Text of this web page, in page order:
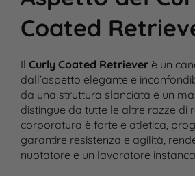
Coated
Il Curly Coated Retrieverè un
dall’aspetto elegante e
da una struttura slanciata e un
distingue da tutte le altre razze di
corporatura è forte e atletica,
garantire resistenza e agilità,
nuotatore e un lavoratore